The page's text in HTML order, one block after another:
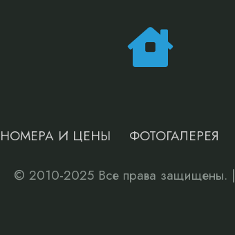
НОМЕРА И ЦЕНЫ ФОТОГАЛЕРЕЯ
© 2010-2025 Все права защищены. |